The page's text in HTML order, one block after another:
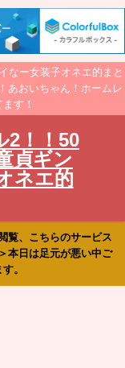
なー女装子オネエ的まと
あおいちゃん！ホームレ
す！
2！！50
貞ギン
ネエ的
覧、こちらのサービス
本日は足元が悪い中ご
。